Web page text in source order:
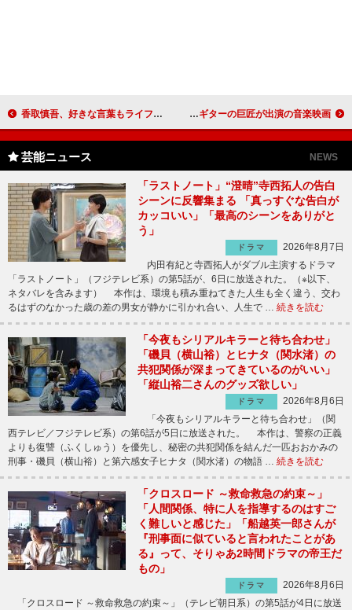
香取慎吾、好きな言葉もライフワークもＳＭＡＰ！ ＥＣＣジュニアのイメージキャラクター４年目 日本を代表するギタリストがコメント エレクトリック・ギターの巨匠が出演の音楽映画
芸能ニュース NEWS
「ラストノート」“澄晴”寺西拓人の告白
シーンに反響集まる 「真っすぐな告白が
カッコいい」「最高のシーンをありがと
う」
ドラマ
2026年8月7日
内田有紀と寺西拓人がダブル主演するドラマ
「ラストノート」（フジテレビ系）の第5話が、6日に放送された。（※以下、
ネタバレを含みます） 本作は、環境も積み重ねてきた人生も全く違う、交わ
るはずのなかった歳の差の男女が静かに引かれ合い、人生で … 続きを読む
「今夜もシリアルキラーと待ち合わせ」
「磯貝（横山裕）とヒナタ（関水渚）の
共犯関係が深まってきているのがいい」
「縦山裕二さんのグッズ欲しい」
ドラマ
2026年8月6日
「今夜もシリアルキラーと待ち合わせ」（関
西テレビ／フジテレビ系）の第6話が5日に放送された。 本作は、警察の正義
よりも復讐（ふくしゅう）を優先し、秘密の共犯関係を結んだ一匹おおかみの
刑事・磯貝（横山裕）と第六感女子ヒナタ（関水渚）の物語 … 続きを読む
「クロスロード ～救命救急の約束～」
「人間関係、特に人を指導するのはすご
く難しいと感じた」「船越英一郎さんが
『刑事面に似ていると言われたことがあ
る』って、そりゃあ2時間ドラマの帝王だ
もの」
ドラマ
2026年8月6日
「クロスロード ～救命救急の約束～」（テレビ朝日系）の第5話が4日に放送